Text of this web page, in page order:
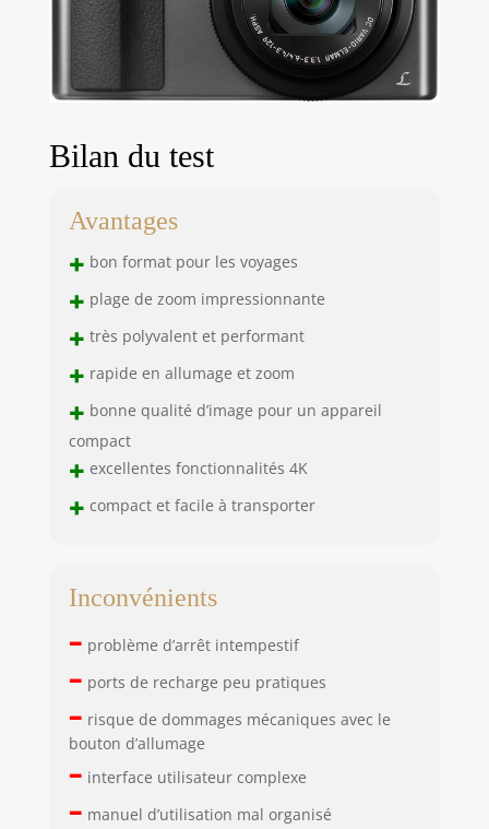
Bilan du test
Avantages
+ bon format pour les voyages
+ plage de zoom impressionnante
+ très polyvalent et performant
+ rapide en allumage et zoom
+ bonne qualité d’image pour un appareil
compact
+ excellentes fonctionnalités 4K
+ compact et facile à transporter
Inconvénients
– problème d’arrêt intempestif
– ports de recharge peu pratiques
– risque de dommages mécaniques avec le
bouton d’allumage
– interface utilisateur complexe
– manuel d’utilisation mal organisé